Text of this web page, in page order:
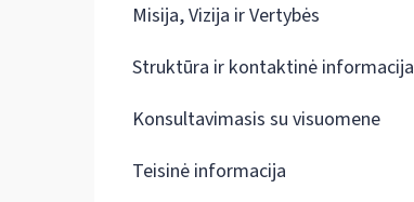
Misija, Vizija ir Vertybės
Struktūra ir kontaktinė informacija
Konsultavimasis su visuomene
Teisinė informacija